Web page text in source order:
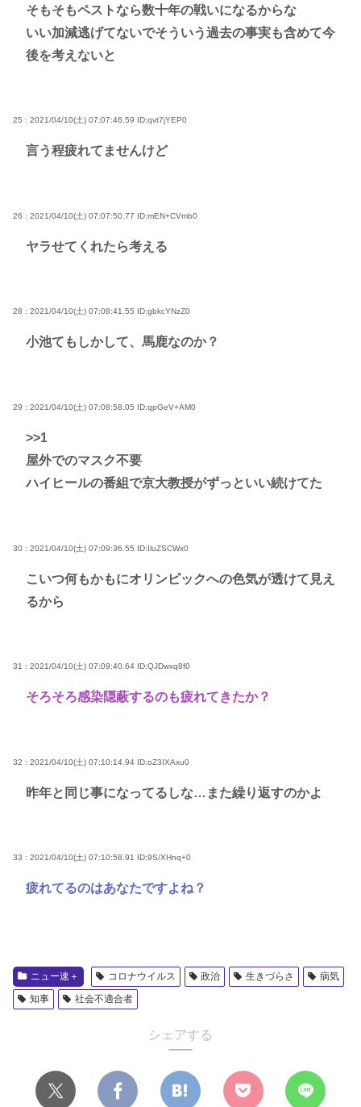
そもそもペストなら数十年の戦いになるからな
いい加減逃げてないでそういう過去の事実も含めて今
後を考えないと
25 : 2021/04/10(土) 07:07:46.59 ID:qvt7jYEP0
言う程疲れてませんけど
26 : 2021/04/10(土) 07:07:50.77 ID:mEN+CVmb0
ヤラせてくれたら考える
28 : 2021/04/10(土) 07:08:41.55 ID:gbkcYNzZ0
小池てもしかして、馬鹿なのか？
29 : 2021/04/10(土) 07:08:58.05 ID:qpGeV+AM0
>>1
屋外でのマスク不要
ハイヒールの番組で京大教授がずっといい続けてた
30 : 2021/04/10(土) 07:09:36.55 ID:IluZSCWx0
こいつ何もかもにオリンピックへの色気が透けて見え
るから
31 : 2021/04/10(土) 07:09:40.64 ID:QJDwxq8f0
そろそろ感染隠蔽するのも疲れてきたか？
32 : 2021/04/10(土) 07:10:14.94 ID:oZ3IXAxu0
昨年と同じ事になってるしな…また繰り返すのかよ
33 : 2021/04/10(土) 07:10:58.91 ID:9S/XHnq+0
疲れてるのはあなたですよね？
ニュー速＋ コロナウイルス 政治 生きづらさ
病気
知事
社会不適合者
シェアする